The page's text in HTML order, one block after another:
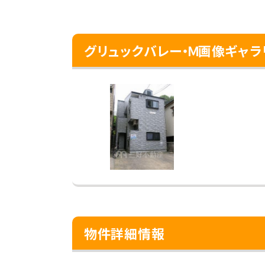
グリュックバレー・Ｍ画像ギャ
物件詳細情報